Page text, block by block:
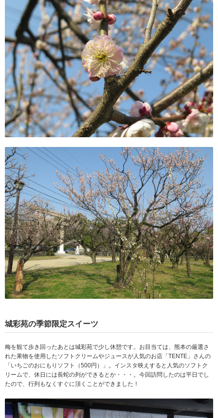
城彩苑の季節限定スイーツ
梅を観て歩き回ったあとは城彩苑で少し休憩です。お目当ては、熊本の厳選さ
れた果物を使用したソフトクリームやジュースが人気のお店「TENTE」さんの
「いちごのおにもりソフト（500円）」。インスタ映えすると人気のソフトク
リームで、休日には長蛇の列ができるとか・・・。今回訪問したのは平日でし
たので、行列もなくすぐに頂くことができました！